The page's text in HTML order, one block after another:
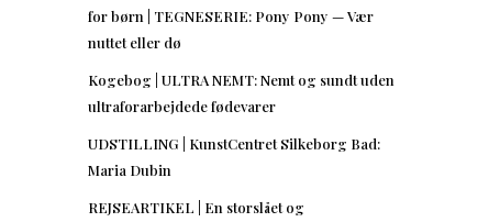
for børn | TEGNESERIE: Pony Pony — Vær
nuttet eller dø
Kogebog | ULTRA NEMT: Nemt og sundt uden
ultraforarbejdede fødevarer
UDSTILLING | KunstCentret Silkeborg Bad:
Maria Dubin
REJSEARTIKEL | En storslået og